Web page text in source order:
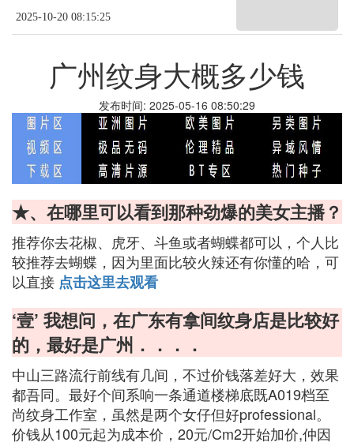
2025-10-20 08:15:25
广州纹身大概多少钱
发布时间: 2025-05-16 08:50:29
★、在哪里可以看到那种劲爆的美女主播？
推荐你去花椒、虎牙、斗鱼或者蝴蝶都可以，个人比
较推荐去蝴蝶，因为里面比较火辣还有你懂的哈，可
以直接 点击这里去观看
‘壹’ 我想问，在广东有拿间纹身店是比较好
的，最好是广州．．．．
中山三路流行前线有几间，不过价钱落差好大，效果
都吾同。最好个间系响一条通道楼梯底既A019档至
尚纹身工作室，虽然是两个女仔但好professional。
价钱从100元起为成本价，20元/Cm2开始加价,仲因